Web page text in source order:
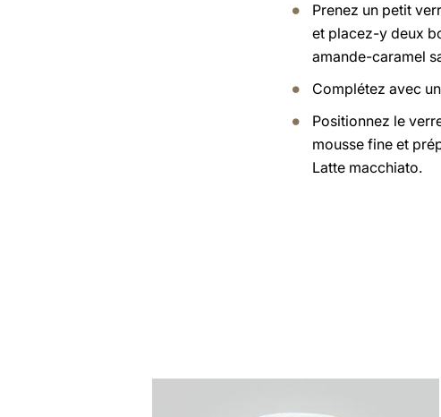
Prenez un petit
et placez-y deux
amande-caramel
Complétez avec
Positionnez le
mousse fine et
Latte macchiato.